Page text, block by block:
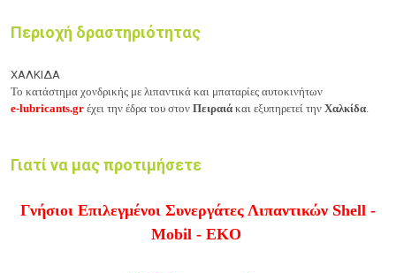
Περιοχή δραστηριότητας
ΧΑΛΚΙΔΑ
Το κατάστημα χονδρικής με λιπαντικά και μπαταρίες αυτοκινήτων
e-lubricants.gr έχει την έδρα του στον Πειραιά και εξυπηρετεί την Χαλκίδα.
Γιατί να μας προτιμήσετε
Γνήσιοι Επιλεγμένοι Συνεργάτες Λιπαντικών Shell -
Mobil - EKO